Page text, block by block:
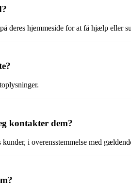
deres hjemmeside for at få hjælp eller
kontakter dem?
i overensstemmelse med